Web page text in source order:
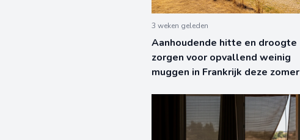
3 weken geleden
Aanhoudende hitte en droogte
zorgen voor opvallend weinig
muggen in Frankrijk deze zomer